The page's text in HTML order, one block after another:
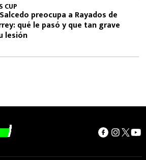
CUP
preocupa a Rayados de
qué le pasó y que tan grave
lesión